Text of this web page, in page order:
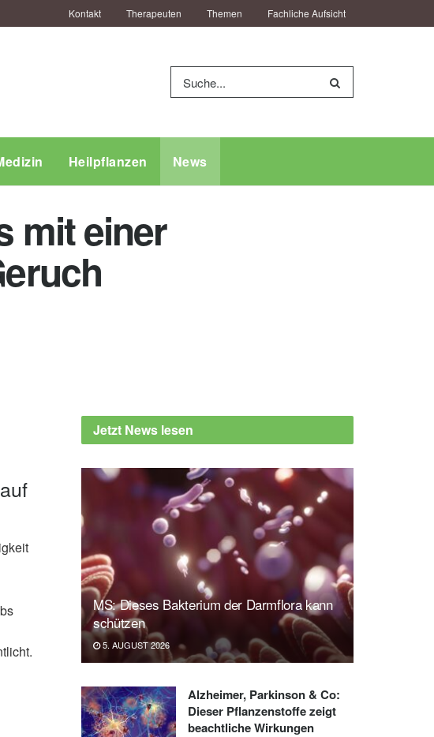
Kontakt Therapeuten Themen Fachliche Aufsicht
Heilpflanzen News
mit einer
Jetzt News lesen
MS: Dieses Bakterium der Darmflora kann
schützen
5. AUGUST 2026
Alzheimer, Parkinson & Co:
Dieser Pflanzenstoffe zeigt
beachtliche Wirkungen